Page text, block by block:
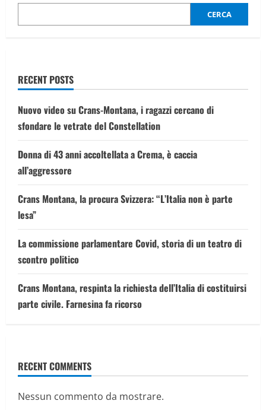
italiane
CERCA
RECENT POSTS
Nuovo video su Crans-Montana, i ragazzi cercano di
sfondare le vetrate del Constellation
Donna di 43 anni accoltellata a Crema, è caccia
all’aggressore
Crans Montana, la procura Svizzera: “L’Italia non è parte
lesa”
La commissione parlamentare Covid, storia di un teatro di
scontro politico
Crans Montana, respinta la richiesta dell’Italia di costituirsi
parte civile. Farnesina fa ricorso
RECENT COMMENTS
Nessun commento da mostrare.